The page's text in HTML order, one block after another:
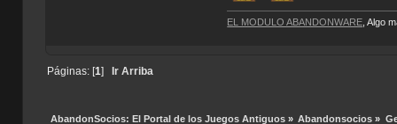
EL MODULO ABANDONWARE , Algo
Páginas: [1] Ir Arriba
AbandonSocios: El Portal de los Juegos Antiguos» Abandonsocios »